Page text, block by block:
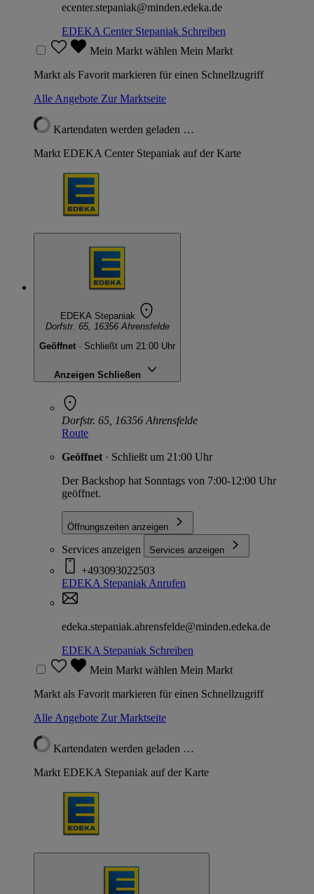
ecenter.stepaniak@minden.edeka.de
EDEKA Center Stepaniak Schreiben
Mein Markt wählen Mein Markt
Markt als Favorit markieren für einen Schnellzugriff
Alle Angebote Zur Marktseite
Kartendaten werden geladen …
Markt EDEKA Center Stepaniak auf der Karte
EDEKA Stepaniak
Dorfstr. 65, 16356 Ahrensfelde
Geöffnet · Schließt um 21:00 Uhr
Anzeigen Schließen
Dorfstr. 65, 16356 Ahrensfelde
Route
Geöffnet · Schließt um 21:00 Uhr
Der Backshop hat Sonntags von 7:00-12:00 Uhr
geöffnet.
Öffnungszeiten anzeigen
Services anzeigen Services anzeigen
+493093022503
EDEKA StepaniakAnrufen
edeka.stepaniak.ahrensfelde@minden.edeka.de
EDEKA Stepaniak Schreiben
Mein Markt wählen Mein Markt
Markt als Favorit markieren für einen Schnellzugriff
Alle Angebote Zur Marktseite
Kartendaten werden geladen …
Markt EDEKA Stepaniak auf der Karte